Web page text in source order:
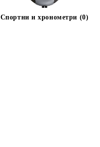
Спортни и хронометри (0)